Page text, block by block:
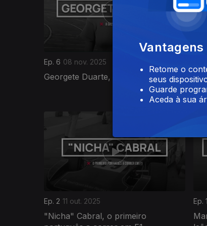
Ep. 6 08 nov. 2025
Georgete Duarte, a gazela de Belém
Ep. 2 11 out. 2025
"Nicha" Cabral, o primeiro
Ep. 1
Vantagens
Retome o
seus
Guarde
Aceda à sua